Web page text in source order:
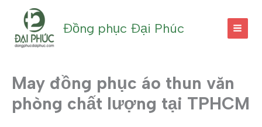
dung
Đồng phục Đại Phúc
May đồng phục áo thun văn
phòng chất lượng tại TPHCM